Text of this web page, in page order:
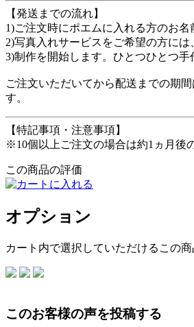
【発送までの流れ】
1)ご注文時にポエムに入れる方のお名
2)写真入れサービスをご希望の方に
3)制作を開始します。ひとつひとつ手
ご注文いただいてから配送までの期
す。
【特記事項・注意事項】
※10個以上ご注文の場合は約1ヵ月後
この商品の評価
オプション
カート内で選択していただけるこの商
このお客様の声を投稿する